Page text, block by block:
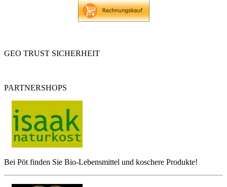
GEO TRUST SICHERHEIT
PARTNERSHOPS
Bei Pöt finden Sie Bio-Lebensmittel und koschere Produkte!